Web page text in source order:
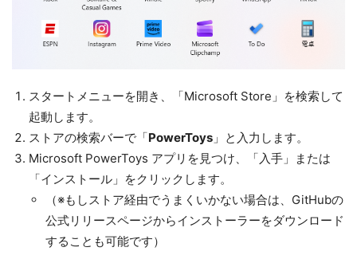
スタートメニューを開き、「Microsoft Store」を検索して
起動します。
ストアの検索バーで「PowerToys 」と入力します。
Microsoft PowerToys アプリを見つけ、「入手」または
「インストール」をクリックします。
（※もしストア経由でうまくいかない場合は、GitHubの
公式リリースページからインストーラーをダウンロード
することも可能です）